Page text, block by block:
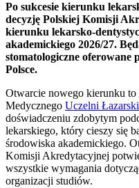
Po sukcesie kierunku
decyzję Polskiej Komisji
kierunku lekarsko-
akademickiego 2026/27.
stomatologiczne oferowane
Polsce.
Otwarcie nowego kierunku
Medycznego Uczelni
doświadczeniu zdobytym
lekarskiego, który cieszy się
środowiska akademickiego.
Komisji Akredytacyjnej
wszystkie wymagania
organizacji studiów.